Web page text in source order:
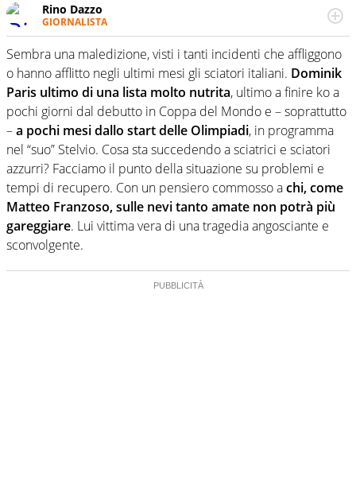
Rino Dazzo
GIORNALISTA
Se mai ci fosse modo di traslare il glossario del calcio in
una nicchia di esperti, lui ne farebbe parte. Non si perde
una svista arbitrale né gli umori social del mondo delle
curve
Sembra una maledizione, visti i tanti incidenti che affliggono
o hanno afflitto negli ultimi mesi gli sciatori italiani. Dominik
Paris ultimo di una lista molto nutrita, ultimo a finire ko a
pochi giorni dal debutto in Coppa del Mondo e – soprattutto
–a pochi mesi dallo start delle Olimpiadi, in programma
nel “suo” Stelvio. Cosa sta succedendo a sciatrici e sciatori
azzurri? Facciamo il punto della situazione su problemi e
tempi di recupero. Con un pensiero commosso achi, come
Matteo Franzoso, sulle nevi tanto amate non potrà più
gareggiare. Lui vittima vera di una tragedia angosciante e
sconvolgente.